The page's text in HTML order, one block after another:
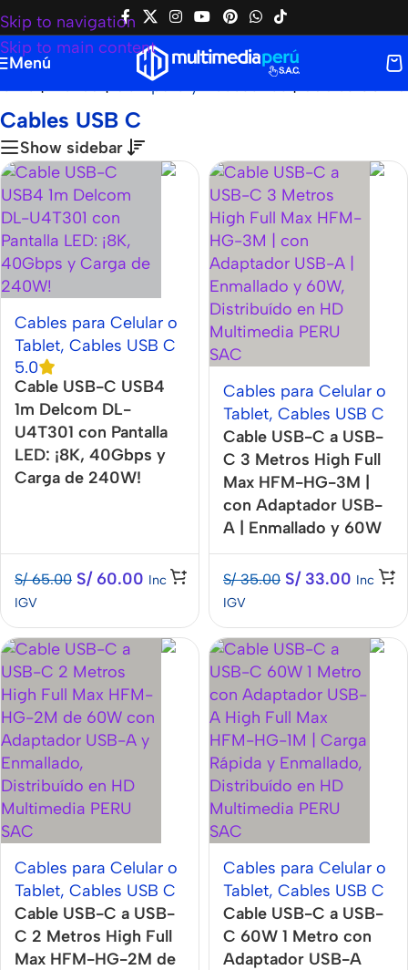
Skip to navigation
Skip to main content
Menú
| Tienda | Cómputo y Accesorios |Cables USB C
Cables USB C
Show sidebar
Cables para Celular o
Tablet, Cables USB C
5.0
Cable USB-C USB4
1m Delcom DL-
U4T301 con Pantalla
LED: ¡8K, 40Gbps y
Carga de 240W!
S/65.00 S/60.00 Inc
IGV
Cables para Celular o
Tablet, Cables USB C
Cable USB-C a USB-
C 3 Metros High Full
Max HFM-HG-3M |
con Adaptador USB-
A | Enmallado y 60W
S/35.00 S/33.00 Inc
IGV
Cables para Celular o
Tablet, Cables USB C
Cable USB-C a USB-
C 2 Metros High Full
Max HFM-HG-2M de
Cables para Celular o
Tablet, Cables USB C
Cable USB-C a USB-
C 60W 1 Metro con
Adaptador USB-A